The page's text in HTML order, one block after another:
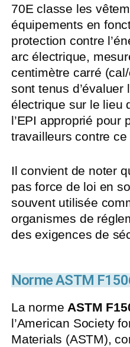
70E classe les
équipements en
protection contre
arc électrique,
centimètre carré
sont tenus d’évaluer
électrique sur le lieu
l’EPI approprié pour
travailleurs contre ce
Il convient de noter
pas force de loi en
souvent utilisée
organismes de
des exigences de
Norme ASTM
La norme ASTM
l’American Society
Materials (ASTM),